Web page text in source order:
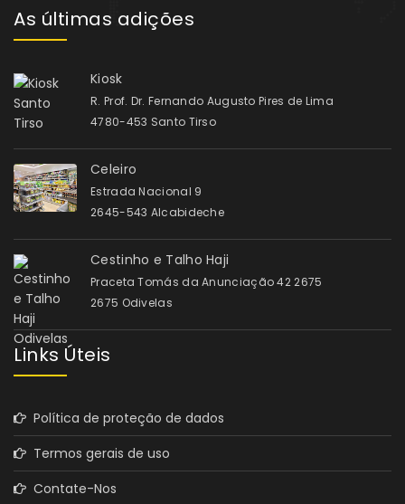
As últimas adições
Kiosk
R. Prof. Dr. Fernando Augusto Pires de Lima
4780-453 Santo Tirso
Celeiro
Estrada Nacional 9
2645-543 Alcabideche
Cestinho e Talho Haji
Praceta Tomás da Anunciação 42 2675
2675 Odivelas
Links Úteis
Política de proteção de dados
Termos gerais de uso
Contate-Nos